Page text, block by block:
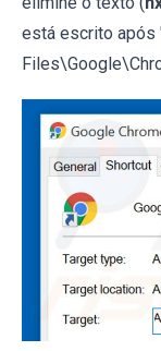
está escrito após